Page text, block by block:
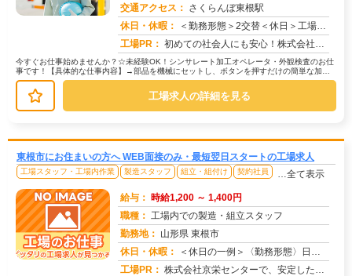
交通アクセス： さくらんぼ東根駅
休日・休暇：
＜勤務形態＞2交替＜休日＞工場カレンダーによる
工場PR： 初めての社会人にも安心！株式会社京栄センターで、新しい一歩を踏み出しませんか？☆家具付き寮が初期費用0円で利用可能...
今すぐお仕事始めませんか？☆未経験OK！シンサレート加工オペレータ・外観検査のお仕
事です！【具体的な仕事内容】→部品を機械にセットし、ボタンを押すだけの簡単な加工
作業。→顕微鏡を使って、加工され...
工場求人の詳細を見る
東根市にお住まいの方へ WEB面接のみ・最短翌日スタートの工場求人
工場スタッフ・工場内作業 製造スタッフ 組立・組付け 契約社員 …全て表示
給与： 時給1,200 ～ 1,400円
職種： 工場内での製造・組立スタッフ
勤務地： 山形県 東根市
休日・休暇：
＜休日の一例＞〈勤務形態〉日勤〈休日〉土日★ＧＷ・夏季・冬季・年末年始休暇あり★有給休暇あり※配属先により休日・勤...
工場PR： 株式会社京栄センターで、安定した暮らしを手に入れませんか？☆家具付き寮がすぐに利用可能！→ 敷金・礼金・鍵交換代も...